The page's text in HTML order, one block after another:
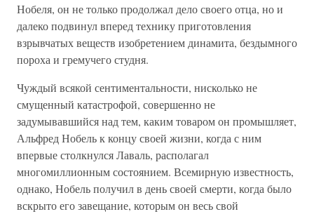
Нобеля, он не только продолжал дело своего отца, но и
далеко подвинул вперед технику приготовления
взрывчатых веществ изобретением динамита, бездымного
пороха и гремучего студня.
Чуждый всякой сентиментальности, нисколько не
смущенный катастрофой, совершенно не
задумывавшийся над тем, каким товаром он промышляет,
Альфред Нобель к концу своей жизни, когда с ним
впервые столкнулся Лаваль, располагал
многомиллионным состоянием. Всемирную известность,
однако, Нобель получил в день своей смерти, когда было
вскрыто его завещание, которым он весь свой